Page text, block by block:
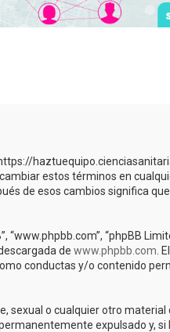
estos términos en
de esos cambios significa
“phpBB
de www.phpbb.com .
conductas y/o contenido
o cualquier otro material
expulsado y,